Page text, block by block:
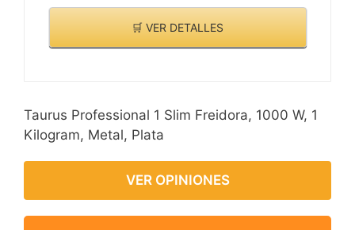
🛒 VER DETALLES
Taurus Professional 1 Slim Freidora, 1000 W, 1
Kilogram, Metal, Plata
VER OPINIONES